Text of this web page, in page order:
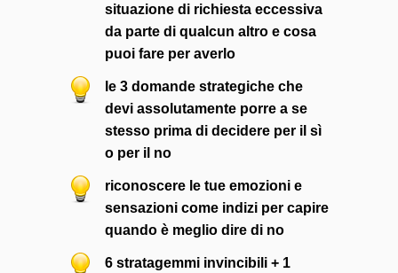
situazione di richiesta eccessiva
da parte di qualcun altro e cosa
puoi fare per averlo
le 3 domande strategiche che
devi assolutamente porre a se
stesso prima di decidere per il sì
o per il no
riconoscere le tue emozioni e
sensazioni come indizi per capire
quando è meglio dire di no
6 stratagemmi invincibili + 1